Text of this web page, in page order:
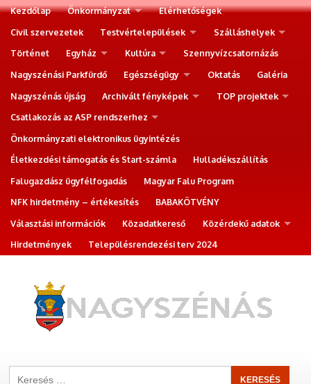
Kezdőlap Önkormányzat
Elérhetőségek
Civil szervezetek
Testvértelepülések
Szálláshelyek
Történet
Egyház Kultúra
Szennyvízcsatornázás
Nagyszénási Parkfürdő
Egészségügy Oktatás
Galéria
Nagyszénás újság
Archivált fényképek
TOP projektek
Csatlakozás az ASP rendszerhez
Önkormányzati elektronikus ügyintézés
Életkezdési támogatás és Start-számla
Hulladékszállítás
Falugazdász ügyfélfogadás
Magyar Falu Program
NFK hirdetmény – értékesítés
BABAKÖTVÉNY
Választási információk
Közadatkereső
Közérdekű adatok
Hirdetmények
Településrendezési terv 2024